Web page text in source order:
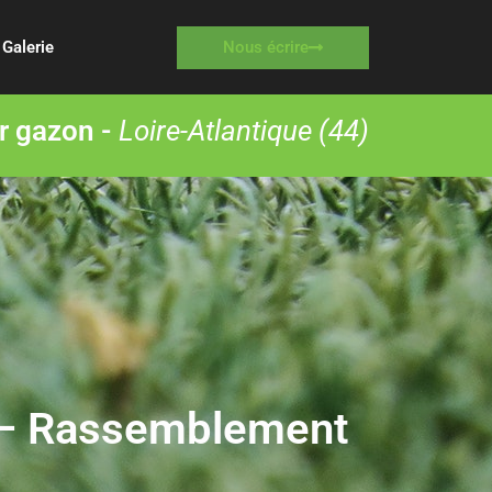
Galerie Nous écrire
gazon - Loire-Atlantique (44)
Rassemblement